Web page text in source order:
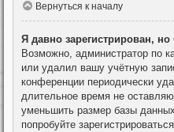
Вернуться к началу
Я давно зарегистрирован,
Возможно, администратор по
или удалил вашу учётную
конференции периодически
длительное время не
уменьшить размер базы
попробуйте